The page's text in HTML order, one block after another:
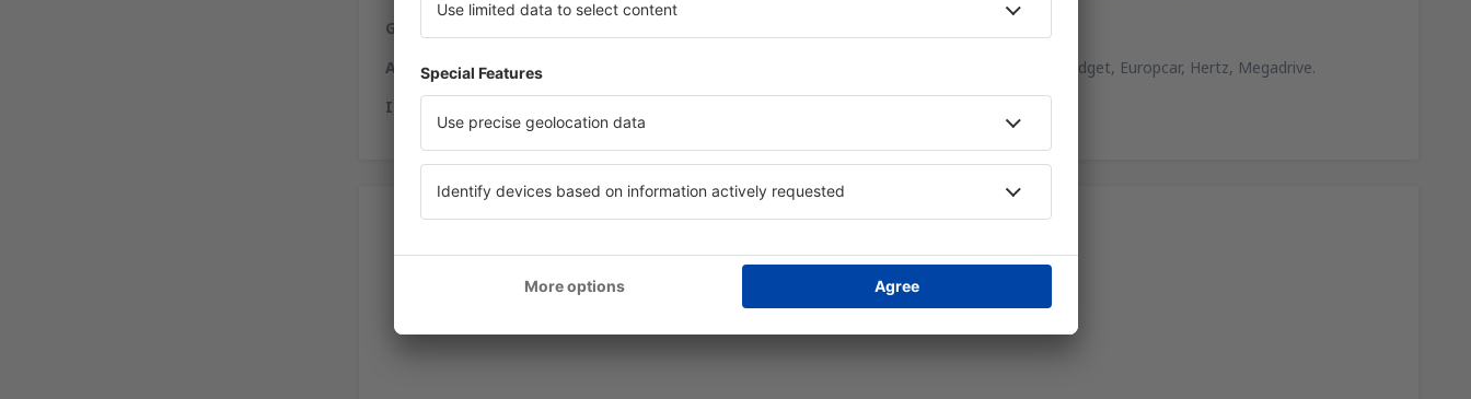
Gepäck
Autoverleih– die Firmen, die solche Dienstleistungen auf dem Flughafen anbieten: Sixt, Avis, Budget, Europcar, Hertz, Megadrive.
Internet
Autovermietung